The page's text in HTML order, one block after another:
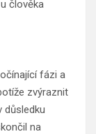
člověka
fázi a
zvýraznit
důsledku
na